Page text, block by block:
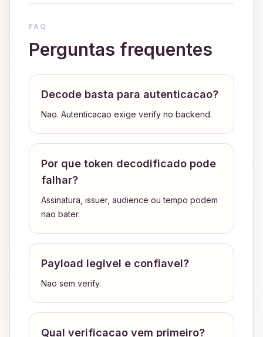
FAQ
Perguntas frequentes
Decode basta para autenticacao?
Nao. Autenticacao exige verify no backend.
Por que token decodificado pode
falhar?
Assinatura, issuer, audience ou tempo podem
nao bater.
Payload legivel e confiavel?
Nao sem verify.
Qual verificacao vem primeiro?